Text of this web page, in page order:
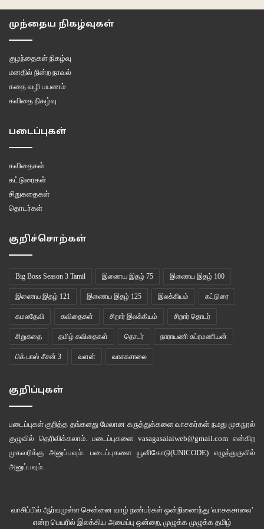
முந்தைய நிகழ்வுகள்
குழந்தைகள் நிகழ்வு
மனதில் நின்ற நாவல்
கதை வழி பயணம்
கவிதை நிகழ்வு
படைப்புகள்
கவிதைகள்
கட்டுரைகள்
சிறுகதைகள்
தொடர்கள்
குறிச்சொற்கள்
Big Boss Season 3 Tamil இணைய இதழ் 75 இணைய இதழ் 100
இணைய இதழ் 121 இணைய இதழ் 125 இலக்கியம் கட்டுரை
கமலதேவி கவிதைகள் சிறார் இலக்கியம் சிறார் தொடர்
சிறுகதை தமிழ் கவிதைகள் தொடர் நாராயணி சுப்ரமணியன்
பிக் பாஸ் சீசன் 3 வளன் வாசகசாலை
குறிப்புகள்
படைப்புகள் குறித்த தங்களது மேலான கருத்துக்களை வாசகர்கள் நமது முகநூல்
குழுவில் தெரிவிக்கலாம். படைப்புகளை vasagasalaiweb@gmail.com என்கிற
முகவரிக்கு அனுப்பவும். படைப்புகளை யூனிகோடு(UNICODE)எழுத்துருவில்
அனுப்பவும்.
வாசிப்பில் ஆர்வமுள்ள சென்னை வாழ் நண்பர்கள் ஒன்றிணைந்து 'வாசகசாலை'
என்ற பெயரில் இலக்கிய அமைப்பு ஒன்றை, முழுக்க முழுக்க தமிழ்